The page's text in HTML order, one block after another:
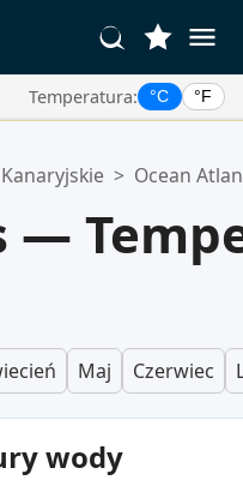
Temperatura: °C °F
> Ocean
—
Maj Czerwiec
wody